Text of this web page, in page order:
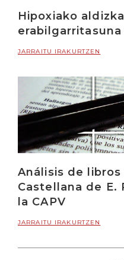
Hipoxiako
JARRAITU IRAKURTZEN
Análisis de
Castellana de E.
la CAPV
JARRAITU IRAKURTZEN